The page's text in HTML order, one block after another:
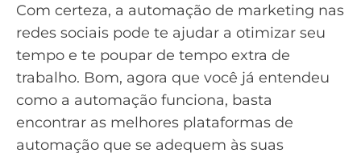
Com certeza, a automação de marketing nas
redes sociais pode te ajudar a otimizar seu
tempo e te poupar de tempo extra de
trabalho. Bom, agora que você já entendeu
como a automação funciona, basta
encontrar as melhores plataformas de
automação que se adequem às suas